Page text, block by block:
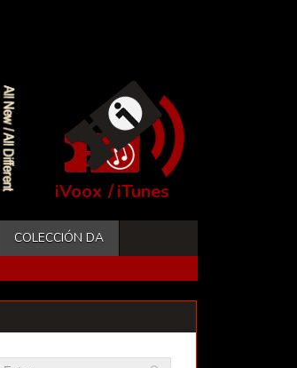
iVoox /iTunes
COLECCIÓN DA